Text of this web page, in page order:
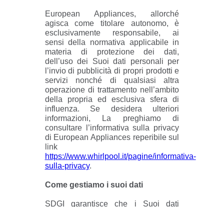
European Appliances, allorché
agisca come titolare autonomo, è
esclusivamente responsabile, ai
sensi della normativa applicabile in
materia di protezione dei dati,
dell’uso dei Suoi dati personali per
l’invio di pubblicità di propri prodotti e
servizi nonché di qualsiasi altra
operazione di trattamento nell’ambito
della propria ed esclusiva sfera di
influenza. Se desidera ulteriori
informazioni, La preghiamo di
consultare l’informativa sulla privacy
di European Appliances reperibile sul
link
https://www.whirlpool.it/pagine/informativa-
sulla-privacy.
Come gestiamo i suoi dati
SDGI garantisce che i Suoi dati